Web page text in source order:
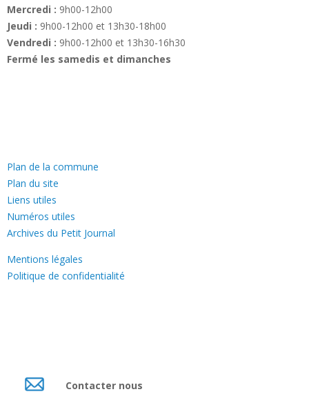
Mercredi : 9h00-12h00
Jeudi : 9h00-12h00 et 13h30-18h00
Vendredi : 9h00-12h00 et 13h30-16h30
Fermé les samedis et dimanches
Plan de la commune
Plan du site
Liens utiles
Numéros utiles
Archives du Petit Journal
Mentions légales
Politique de confidentialité
Contacter nous